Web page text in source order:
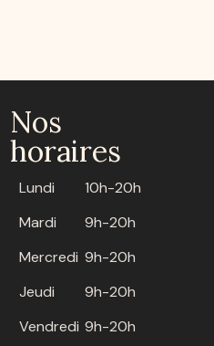
Nos
horaires
Lundi
Mardi
Mercredi
Jeudi
Vendredi
10h-20h
9h-20h
9h-20h
9h-20h
9h-20h